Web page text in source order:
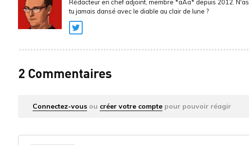
Rédacteur en chef adjoint, membre *aAa* depuis 2012. N'as
tu jamais dansé avec le diable au clair de lune ?
Twitter
2 Commentaires
Connectez-vous ou créer votre compte pour pouvoir réagir